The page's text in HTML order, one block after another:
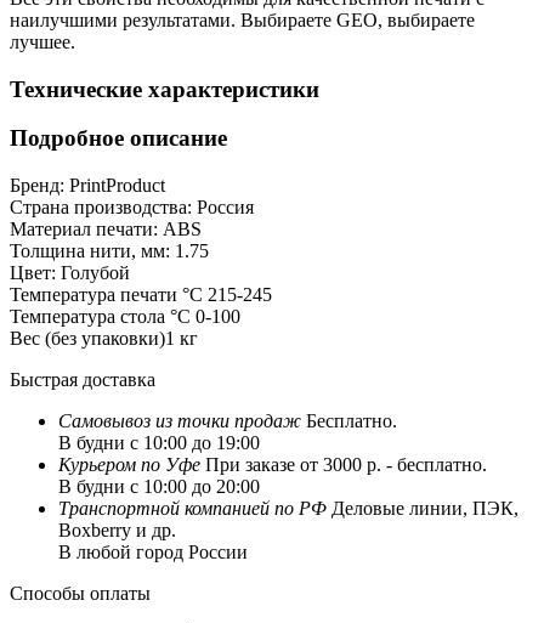
наилучшими результатами. Выбираете GEO, выбираете
лучшее.
Технические характеристики
Подробное описание
Бренд: PrintProduct
Страна производства: Россия
Материал печати: ABS
Толщина нити, мм: 1.75
Цвет: Голубой
Температура печати °C 215-245
Температура стола °C 0-100
Вес (без упаковки)1 кг
Быстрая доставка
Самовывоз из точки продаж Бесплатно.
В будни с 10:00 до 19:00
Курьером по Уфе При заказе от 3000 р. - бесплатно.
В будни с 10:00 до 20:00
Транспортной компанией по РФ Деловые линии, ПЭК,
Boxberry и др.
В любой город России
Способы оплаты